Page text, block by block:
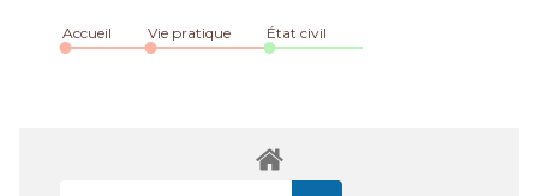
Accueil Vie pratique État civil